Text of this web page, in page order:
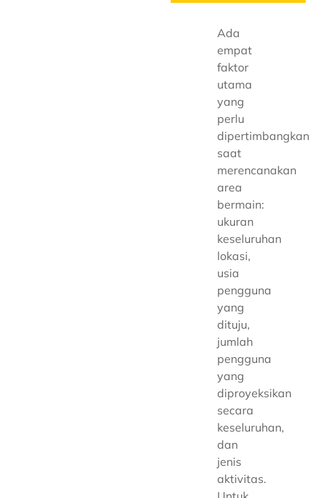
Ada
empat
faktor
utama
yang
perlu
dipertimbangkan
saat
merencanakan
area
bermain:
ukuran
keseluruhan
lokasi,
usia
pengguna
yang
dituju,
jumlah
pengguna
yang
diproyeksikan
secara
keseluruhan,
dan
jenis
aktivitas.